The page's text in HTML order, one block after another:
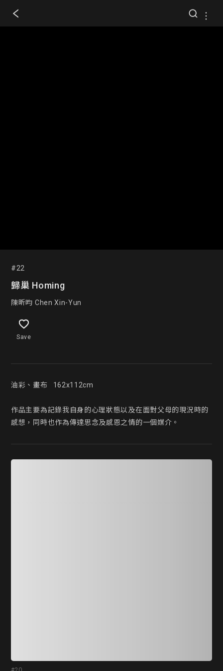
#22
歸巢 Homing
陳昕昀 Chen Xin-Yun
Save
油彩、畫布   162x112cm
作品主要為記錄我自身的心理狀態以及在面對父母的現況時的
感想，同時也作為傳達思念及感恩之情的一個媒介。